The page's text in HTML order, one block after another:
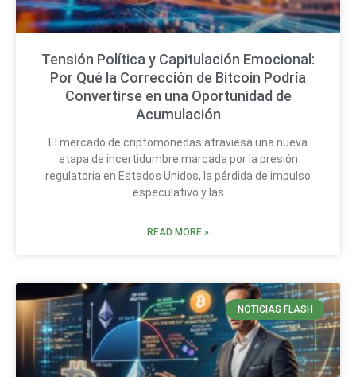
Tensión Política y Capitulación Emocional:
Por Qué la Corrección de Bitcoin Podría
Convertirse en una Oportunidad de
Acumulación
El mercado de criptomonedas atraviesa una nueva
etapa de incertidumbre marcada por la presión
regulatoria en Estados Unidos, la pérdida de impulso
especulativo y las
READ MORE »
NOTICIAS FLASH